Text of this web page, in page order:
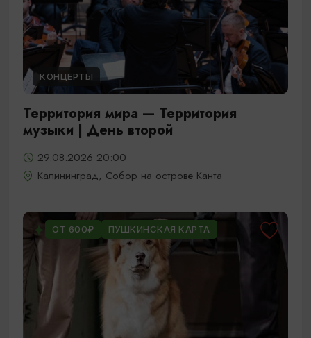
КОНЦЕРТЫ
Территория мира — Территория
музыки | День второй
29.08.2026 20:00
Калининград, Собор на острове Канта
ОТ 600₽ ПУШКИНСКАЯ КАРТА